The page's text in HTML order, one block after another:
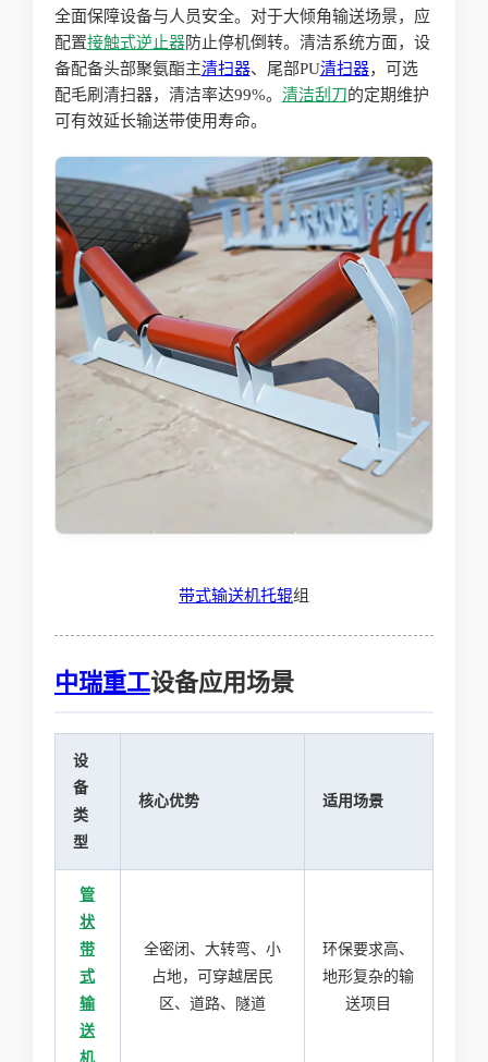
全面保障设备与人员安全。对于大倾角输送场景，应
配置接触式逆止器防止停机倒转。清洁系统方面，设
备配备头部聚氨酯主清扫器、尾部PU清扫器，可选
配毛刷清扫器，清洁率达99%。 清洁刮刀的定期维护
可有效延长输送带使用寿命。
带式输送机托辊组
中瑞重工设备应用场景
设
备
类
型
核心优势 适用场景
管
状
带
式
输
送
机
全密闭、大转弯、小
占地，可穿越居民
区、道路、隧道
环保要求高、
地形复杂的输
送项目